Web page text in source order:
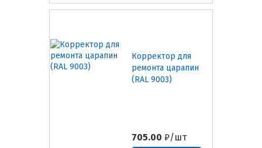
Корректор для
ремонта царапин
(RAL 9003)
705.00 ₽/шт